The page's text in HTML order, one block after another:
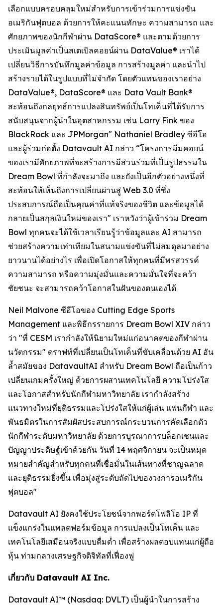
เลือกแบบครอบคลุมใหม่สำหรับการเข้าร่วมการแข่งขัน
อเมริกันฟุตบอล ด้วยการให้คะแนนทักษะ ความสามารถ และ
ศักยภาพของนักกีฬาผ่าน DataScore® และตามด้วยการ
ประเมินมูลค่าเป็นสเตเบิลคอยน์ผ่าน DataValue® เราได้
เปลี่ยนวิธีการบันทึกมูลค่าข้อมูล การสร้างมูลค่า และนำไป
สร้างรายได้ในรูปแบบที่ไม่จำกัด โดยตัวแทนของเราอย่าง
DataValue®, DataScore® และ Data Vault Bank®
สะท้อนถึงกลยุทธ์การแปลงสินทรัพย์เป็นโทเค็นที่ได้รับการ
สนับสนุนจากผู้นำในอุตสาหกรรม เช่น Larry Fink ของ
BlackRock และ JPMorgan" Nathaniel Bradley ซีอีโอ
และผู้ร่วมก่อตั้ง Datavault AI กล่าว “โครงการมีมคอยน์
ของเรามีศักยภาพที่จะสร้างการมีส่วนร่วมที่เป็นรูปธรรมใน
Dream Bowl ที่กำลังจะมาถึง และยังเป็นอีกตัวอย่างหนึ่งที่
สะท้อนให้เห็นถึงการเปลี่ยนผ่านสู่ Web 3.0 ที่ซึ่ง
ประสบการณ์ถือเป็นคุณค่าที่แท้จริงของชีวิต และข้อมูลได้
กลายเป็นสกุลเงินใหม่ของเรา" เราหวังว่าผู้เข้าร่วม Dream
Bowl ทุกคนจะได้ใช้เวลาเรียนรู้ว่าข้อมูลและ AI สามารถ
ช่วยสร้างความเท่าเทียมในสนามแข่งขันที่ไม่สมดุลมาอย่าง
ยาวนานได้อย่างไร เพื่อเปิดโอกาสให้ทุกคนที่มีพรสวรรค์
ความสามารถ หรือความมุ่งมั่นและความมั่นใจที่จะคว้า
ชัยชนะ จะสามารถคว้าโอกาสในฝันของตนเองได้
Neil Malvone ซีอีโอของ Cutting Edge Sports
Management และพิธีกรรายการ Dream Bowl XIV กล่าว
ว่า "ที่ CESM เรากำลังให้นิยามใหม่แก่อนาคตของกีฬาผ่าน
นวัตกรรม" ดราฟท์ที่เปลี่ยนเป็นโทเค็นที่ขับเคลื่อนด้วย AI อัน
ล้ำสมัยของ DatavaultAI สำหรับ Dream Bowl ถือเป็นก้าว
เปลี่ยนเกมครั้งใหญ่ ด้วยการผสานเทคโนโลยี ความโปร่งใส
และโอกาสสำหรับนักกีฬามหาวิทยาลัย เรากำลังสร้าง
แนวทางใหม่ที่ยุติธรรมและโปร่งใสให้แก่ผู้เล่น แฟนกีฬา และ
พันธมิตรในการสัมผัสประสบการณ์กระบวนการคัดเลือกตัว
นักกีฬาระดับมหาวิทยาลัย ด้วยการบูรณาการบล็อกเชนและ
ปัญญาประดิษฐ์เข้าด้วยกัน วันที่ 14 พฤศจิกายน จะเป็นหมุด
หมายสำคัญสำหรับทุกคนที่เชื่อมั่นในเส้นทางที่ชาญฉลาด
และยุติธรรมยิ่งขึ้น เพื่อมุ่งสู่ระดับถัดไปของวงการอเมริกัน
ฟุตบอล"
Datavault AI ยังคงใช้ประโยชน์จากพอร์ตโฟลิโอ IP ที่
แข็งแกร่งในแพลตฟอร์มข้อมูล การแปลงเป็นโทเค็น และ
เทคโนโลยีเสมือนจริงแบบดื่มด่ำ เพื่อสร้างผลตอบแทนแก่ผู้ถือ
หุ้น ท่ามกลางเศรษฐกิจดิจิทัลที่เฟื่องฟู
เกี่ยวกับ Datavault AI Inc.
Datavault AI™ (Nasdaq: DVLT) เป็นผู้นำในการสร้าง